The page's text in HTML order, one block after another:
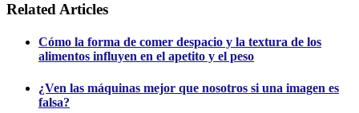
Related Articles
Cómo la forma de comer despacio y la textura de los
alimentos influyen en el apetito y el peso
¿Ven las máquinas mejor que nosotros si una imagen es
falsa?